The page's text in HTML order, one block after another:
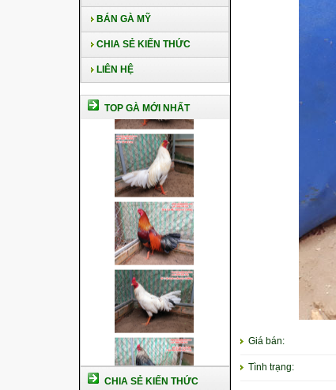
BÁN GÀ MỸ
CHIA SẺ KIẾN THỨC
LIÊN HỆ
TOP GÀ MỚI NHẤT
CHIA SẺ KIẾN THỨC
Giá bán:
Tình trạng: